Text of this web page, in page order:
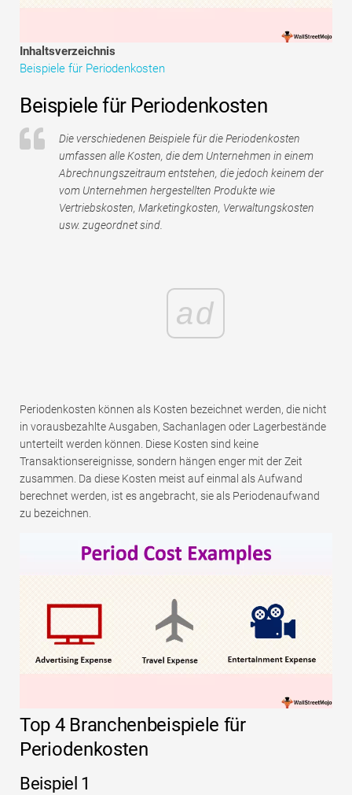
Vollständige Form
Inhaltsverzeichnis
Beispiele für Periodenkosten
Beispiele für Periodenkosten
Die verschiedenen Beispiele für die Periodenkosten
umfassen alle Kosten, die dem Unternehmen in einem
Abrechnungszeitraum entstehen, die jedoch keinem der
vom Unternehmen hergestellten Produkte wie
Vertriebskosten, Marketingkosten, Verwaltungskosten
usw. zugeordnet sind.
ad
Periodenkosten können als Kosten bezeichnet werden, die nicht
in vorausbezahlte Ausgaben, Sachanlagen oder Lagerbestände
unterteilt werden können. Diese Kosten sind keine
Transaktionsereignisse, sondern hängen enger mit der Zeit
zusammen. Da diese Kosten meist auf einmal als Aufwand
berechnet werden, ist es angebracht, sie als Periodenaufwand
zu bezeichnen.
Top 4 Branchenbeispiele für
Periodenkosten
Beispiel 1